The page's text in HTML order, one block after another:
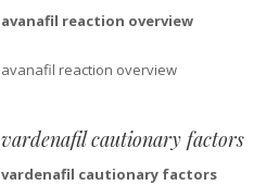
avanafil reaction overview
avanafil reaction overview
vardenafil cautionary factors
vardenafil cautionary factors